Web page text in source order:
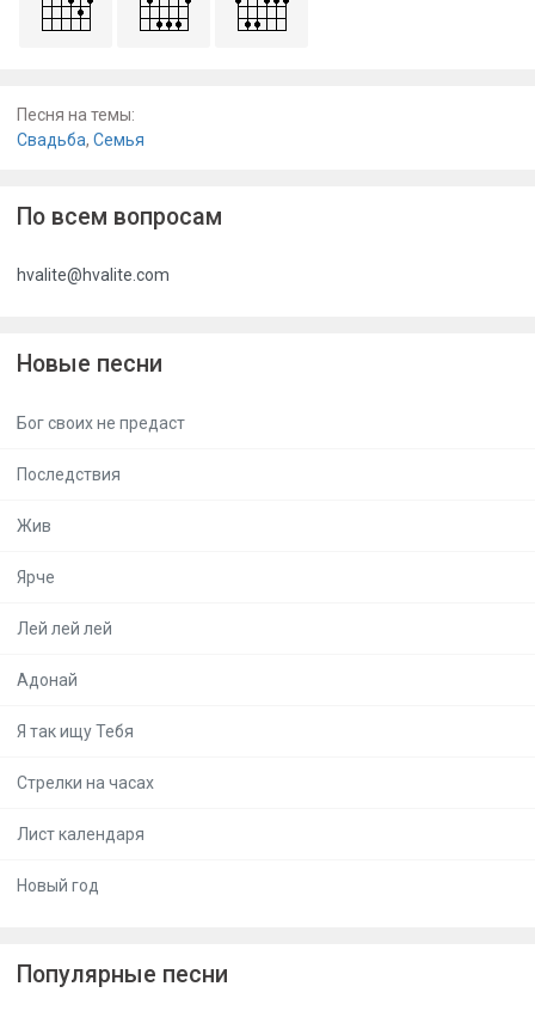
Песня на темы:
Свадьба, Семья
По всем вопросам
hvalite@hvalite.com
Новые песни
Бог своих не предаст
Последствия
Жив
Ярче
Лей лей лей
Адонай
Я так ищу Тебя
Стрелки на часах
Лист календаря
Новый год
Популярные песни